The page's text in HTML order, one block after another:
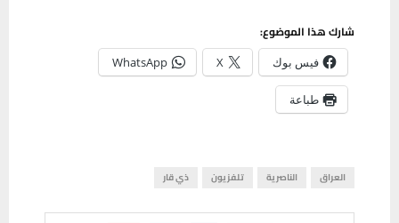
شارك هذا الموضوع:
فيس بوك X
WhatsApp
طباعة
العراق الناصرية تلفزيون ذي قار